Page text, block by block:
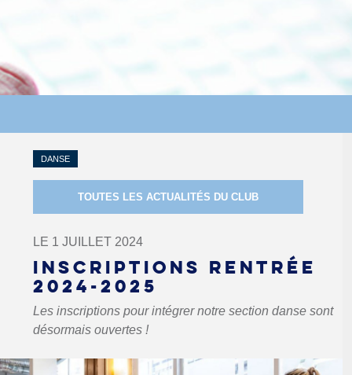
DANSE
TOUTES LES ACTUALITÉS DU CLUB
LE 1 JUILLET 2024
INSCRIPTIONS RENTRÉE
2024-2025
Les inscriptions pour intégrer notre section danse sont
désormais ouvertes !